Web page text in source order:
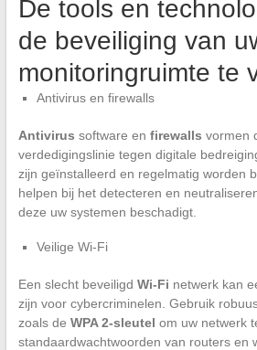
De tools en
de beveiliging van
monitoringruimte te
Antivirus en firewalls
Antivirus software en firewalls vormen
verdedigingslinie tegen digitale
zijn geïnstalleerd en regelmatig worden
helpen bij het detecteren en
deze uw systemen beschadigt.
Veilige Wi-Fi
Een slecht beveiligd Wi-Fi netwerk kan
zijn voor cybercriminelen. Gebruik
zoals de WPA 2-sleutel om uw netwerk
standaardwachtwoorden van routers en